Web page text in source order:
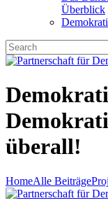
Überblick
überall!
HomeAlle Beiträge